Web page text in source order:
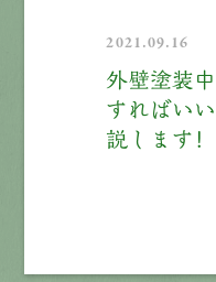
2021.09.16
外壁塗装
すればい
説します！